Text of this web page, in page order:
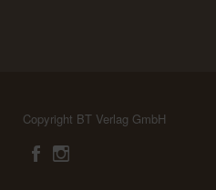
Copyright BT Verlag GmbH